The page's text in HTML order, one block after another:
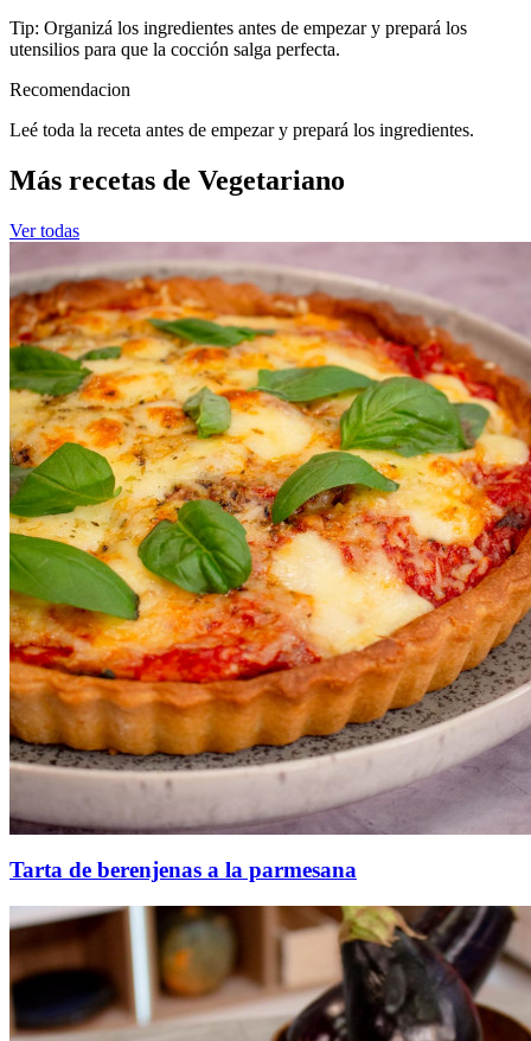
Tip: Organizá los ingredientes antes de empezar y prepará los
utensilios para que la cocción salga perfecta.
Recomendacion
Leé toda la receta antes de empezar y prepará los ingredientes.
Más recetas de Vegetariano
Ver todas
Tarta de berenjenas a la parmesana